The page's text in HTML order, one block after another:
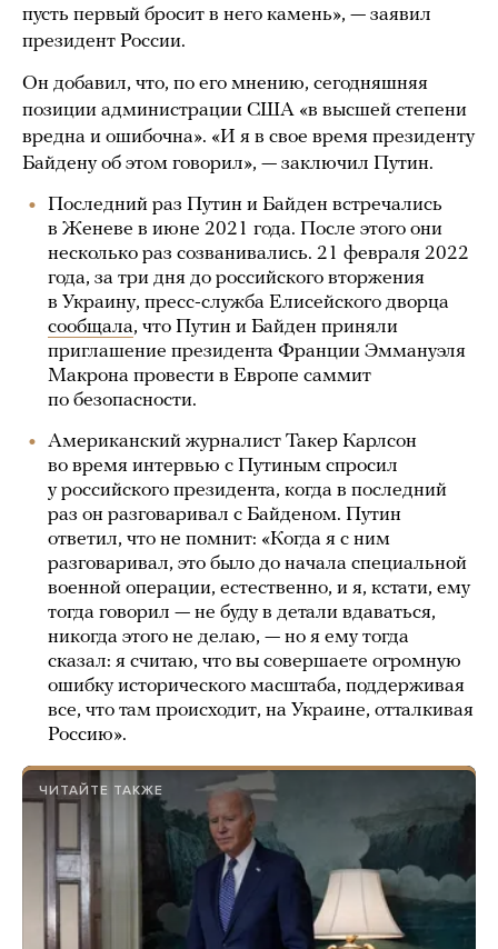
пусть первый бросит в него камень», — заявил
президент России.
Он добавил, что, по его мнению, сегодняшняя
позиции администрации США «в высшей степени
вредна и ошибочна». «И я в свое время президенту
Байдену об этом говорил», — заключил Путин.
Последний раз Путин и Байден встречались
в Женеве в июне 2021 года. После этого они
несколько раз созванивались. 21 февраля 2022
года, за три дня до российского вторжения
в Украину, пресс-служба Елисейского дворца
сообщала, что Путин и Байден приняли
приглашение президента Франции Эммануэля
Макрона провести в Европе саммит
по безопасности.
Американский журналист Такер Карлсон
во время интервью с Путиным спросил
у российского президента, когда в последний
раз он разговаривал с Байденом. Путин
ответил, что не помнит: «Когда я с ним
разговаривал, это было до начала специальной
военной операции, естественно, и я, кстати, ему
тогда говорил — не буду в детали вдаваться,
никогда этого не делаю, — но я ему тогда
сказал: я считаю, что вы совершаете огромную
ошибку исторического масштаба, поддерживая
все, что там происходит, на Украине, отталкивая
Россию».
ЧИТАЙТЕ ТАКЖЕ